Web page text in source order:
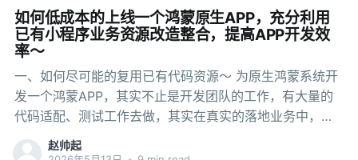
程序沙箱 小程序沙箱是一种安全机制，基本逻辑是"限制代
码能做什么"。 它的实现依赖四个层面： 安全隔离。 沙箱
为每个小程序创建一个独立的运行环境，不同小程序之间
互不干扰。一个小程序崩溃或出现内存泄漏，不会
如何低成本的上线一个鸿蒙原生APP，充分利用
已有小程序业务资源改造整合，提高APP开发效
率～
一、如何尽可能的复用已有代码资源～ 为原生鸿蒙系统开
发一个鸿蒙APP，其实不止是开发团队的工作，有大量的
代码适配、测试工作去做，其实在真实的落地业务中，业
务部门的第一反应就是：能不能直接复用安卓端的代码，
业务部门也没有这么多精力来配合。 一个业务用iOS写过
赵帅起